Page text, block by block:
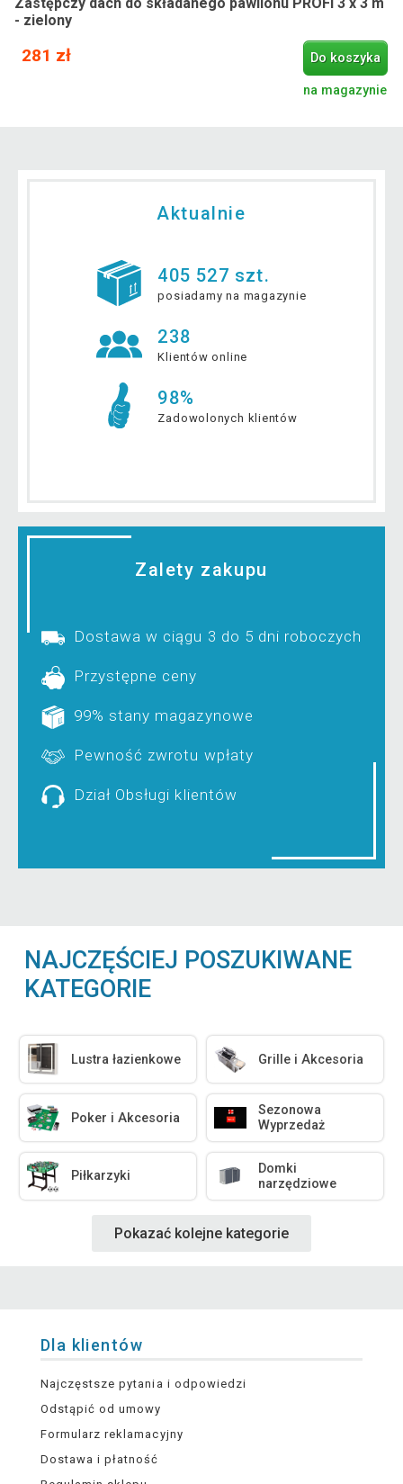
- zielony
281 zł Do koszyka
na magazynie
Aktualnie
405 527 szt.
posiadamy na magazynie
238
Klientów online
98%
Zadowolonych klientów
Zalety zakupu
Dostawa w ciągu 3 do 5 dni roboczych
Przystępne ceny
99% stany magazynowe
Pewność zwrotu wpłaty
Dział Obsługi klientów
NAJCZĘŚCIEJ POSZUKIWANE
KATEGORIE
Lustra łazienkowe Grille i Akcesoria
Poker i Akcesoria
Sezonowa
Wyprzedaż
Piłkarzyki
Domki
narzędziowe
Pokazać kolejne kategorie
Dla klientów
Najczęstsze pytania i odpowiedzi
Odstąpić od umowy
Formularz reklamacyjny
Dostawa i płatność